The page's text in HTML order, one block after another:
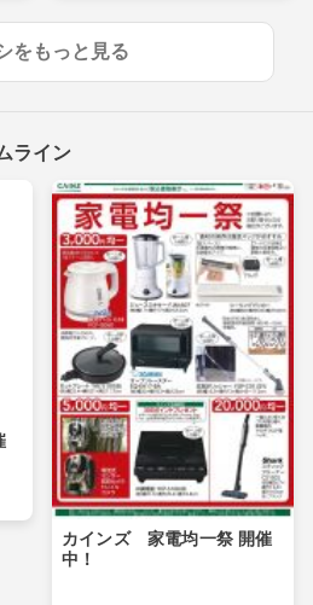
をもっと見る
ライン
カインズ 家電均一祭 開催
中！